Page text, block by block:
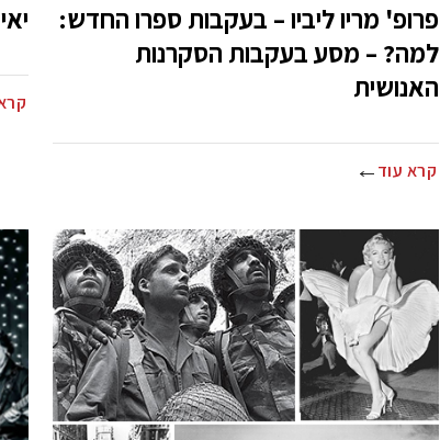
פרופ' מריו ליביו – בעקבות ספרו החדש:
למה? – מסע בעקבות הסקרנות
האנושית
קרא עוד